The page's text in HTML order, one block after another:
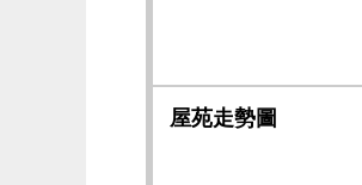
屋苑走勢圖